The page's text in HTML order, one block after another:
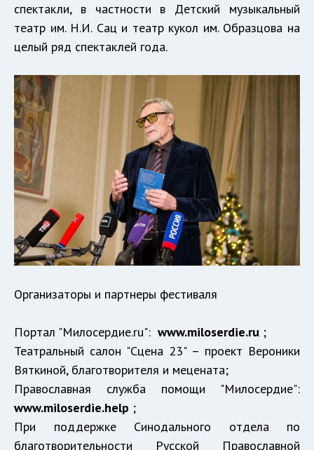
спектакли, в частности в Детский музыкальный
театр им. Н.И. Сац и театр кукол им. Образцова на
целый ряд спектаклей года.
Организаторы и партнеры фестиваля
Портал "Милосердие.ru": www.miloserdie.ru ;
Театральный салон "Сцена 23" – проект Вероники
Вяткиной, благотворителя и мецената;
Православная служба помощи "Милосердие":
www.miloserdie.help ;
При поддержке Синодального отдела по
благотворительности Русской Православной